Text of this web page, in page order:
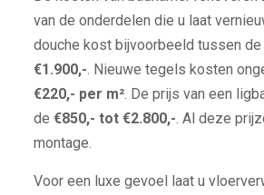
van de onderdelen die u laat
douche kost bijvoorbeeld tussen de
€1.900,-. Nieuwe tegels kosten
€220,- per m². De prijs van een
de €850,- tot €2.800,-. Al deze
montage.
Voor een luxe gevoel laat u